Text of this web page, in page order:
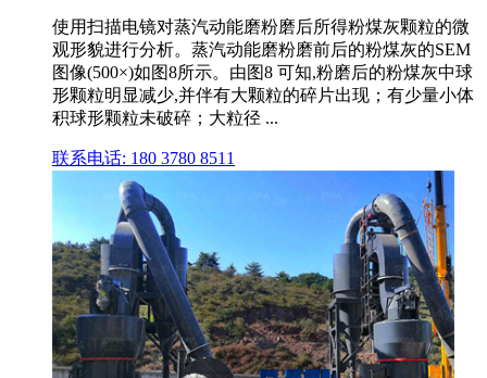
使用扫描电镜对蒸汽动能磨粉磨后所得粉煤灰颗粒的微
观形貌进行分析。蒸汽动能磨粉磨前后的粉煤灰的SEM
图像(500×)如图8所示。由图8 可知,粉磨后的粉煤灰中球
形颗粒明显减少,并伴有大颗粒的碎片出现；有少量小体
积球形颗粒未破碎；大粒径 ...
联系电话: 180 3780 8511